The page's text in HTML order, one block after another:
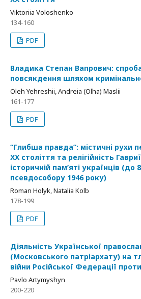
Viktoriia Voloshenko
134-160
PDF
Владика Степан Вапрович:
повсякдення шляхом
Oleh Yehreshii, Andreia (Olha) Maslii
161-177
PDF
“Глибша правда”: містичні рухи
ХХ століття та релігійність
історичній пам’яті українців (до
псевдособору 1946 року)
Roman Holyk, Natalia Kolb
178-199
PDF
Діяльність Української
(Московського патріархату) на
війни Російської Федерації
Pavlo Artymyshyn
200-220